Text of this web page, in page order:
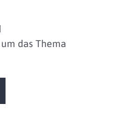
das Thema